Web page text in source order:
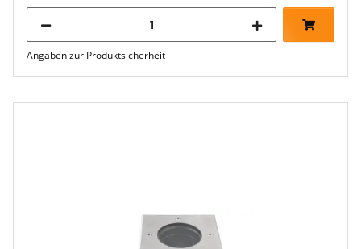
Angaben zur Produktsicherheit